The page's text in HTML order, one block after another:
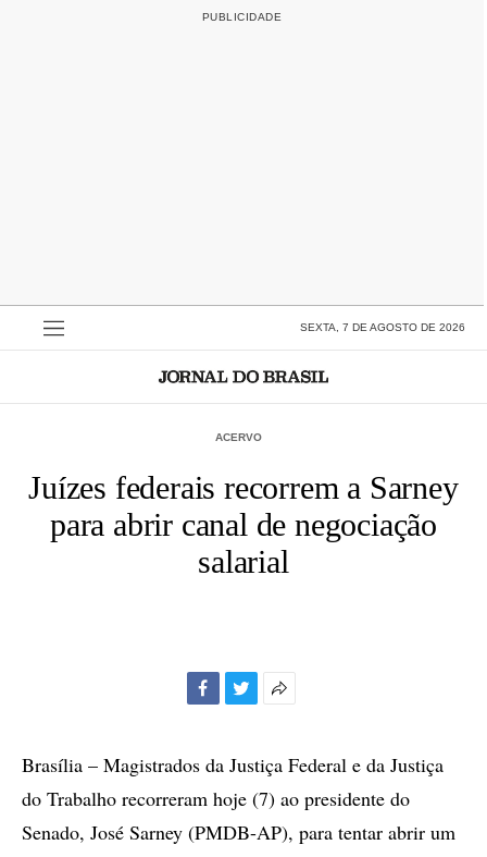
SEXTA, 7 DE AGOSTO DE 2026
ACERVO
Juízes federais recorrem a Sarney
para abrir canal de negociação
salarial
compartilhamento
Brasília – Magistrados da Justiça Federal e da Justiça
do Trabalho recorreram hoje (7) ao presidente do
Senado, José Sarney (PMDB-AP), para tentar abrir um